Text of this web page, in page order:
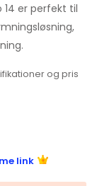
er perfekt til
og pris
link